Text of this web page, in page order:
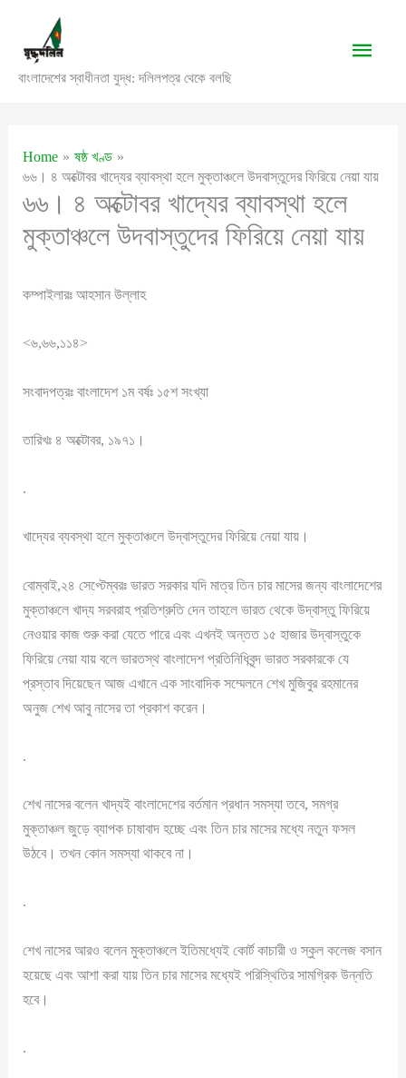
content
বাংলাদেশের স্বাধীনতা যুদ্ধ: দলিলপত্র থেকে বলছি
Main
Home
ষষ্ঠ খণ্ড
৬৬। ৪ অক্টোবর খাদ্যের ব্যাবস্থা হলে মুক্তাঞ্চলে উদবাস্তুদের ফিরিয়ে নেয়া যায়
৬৬। ৪ অক্টোবর খাদ্যের ব্যাবস্থা হলে
মুক্তাঞ্চলে উদবাস্তুদের ফিরিয়ে নেয়া যায়
কম্পাইলারঃ আহসান উল্লাহ
<৬,৬৬,১১৪>
সংবাদপত্রঃ বাংলাদেশ ১ম বর্ষঃ ১৫শ সংখ্যা
তারিখঃ ৪ অক্টোবর, ১৯৭১।
.
খাদ্যের ব্যবস্থা হলে মুক্তাঞ্চলে উদ্বাস্তুদের ফিরিয়ে নেয়া যায়।
বোম্বাই,২৪ সেপ্টেম্বরঃ ভারত সরকার যদি মাত্র তিন চার মাসের জন্য বাংলাদেশের
মুক্তাঞ্চলে খাদ্য সরবরাহ প্রতিশ্রুতি দেন তাহলে ভারত থেকে উদ্বাস্তু ফিরিয়ে
নেওয়ার কাজ শুরু করা যেতে পারে এবং এখনই অন্তত ১৫ হাজার উদ্বাস্তুকে
ফিরিয়ে নেয়া যায় বলে ভারতস্থ বাংলাদেশ প্রতিনিধিবৃন্দ ভারত সরকারকে যে
প্রস্তাব দিয়েছেন আজ এখানে এক সাংবাদিক সম্মেলনে শেখ মুজিবুর রহমানের
অনুজ শেখ আবু নাসের তা প্রকাশ করেন।
.
শেখ নাসের বলেন খাদ্যই বাংলাদেশের বর্তমান প্রধান সমস্যা তবে, সমগ্র
মুক্তাঞ্চল জুড়ে ব্যাপক চাষাবাদ হচ্ছে এবং তিন চার মাসের মধ্যে নতুন ফসল
উঠবে। তখন কোন সমস্যা থাকবে না।
.
শেখ নাসের আরও বলেন মুক্তাঞ্চলে ইতিমধ্যেই কোর্ট কাচারী ও স্কুল কলেজ বসান
হয়েছে এবং আশা করা যায় তিন চার মাসের মধ্যেই পরিস্থিতির সামগ্রিক উন্নতি
হবে।
.